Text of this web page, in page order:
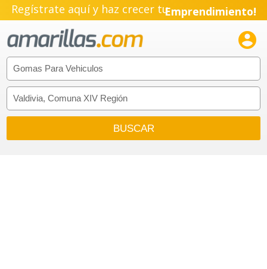
Regístrate aquí y haz crecer tuEmprendimiento!
